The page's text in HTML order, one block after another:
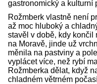
gastronomický a kulturní
Rožmberk vlastně není
až moc hluboký a
stavěl v době, kdy končil
na Moravě, jinde už
měnila na pastviny a
vyplácet více, než rybí
Rožmberka dělat, když
chladném větrném